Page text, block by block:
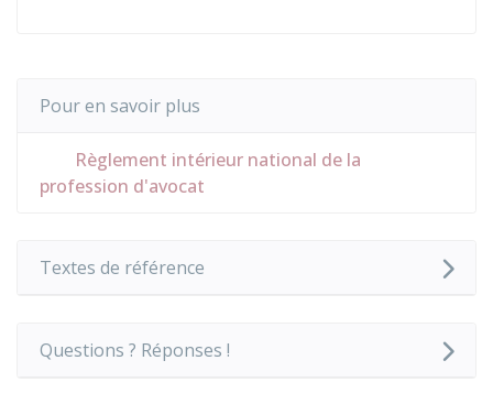
Pour en savoir plus
Règlement intérieur national de la
profession d'avocat
Textes de référence
Questions ? Réponses !